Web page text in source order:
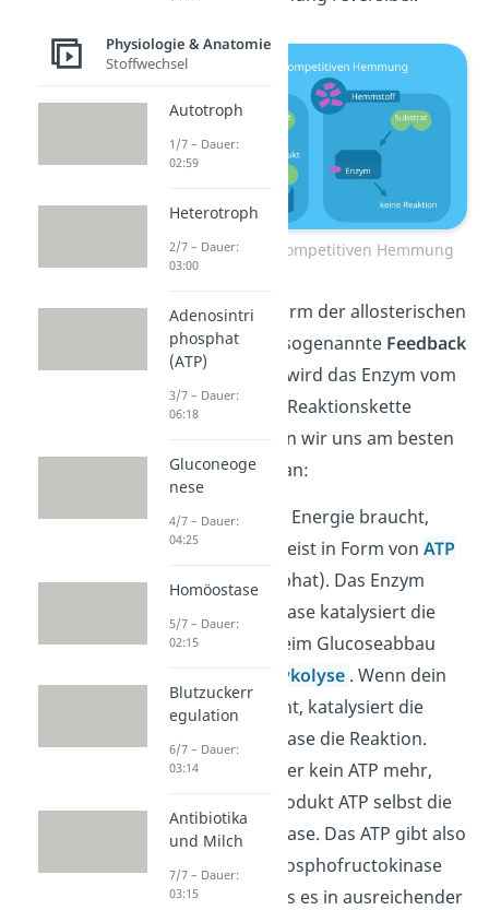
Prinzip der nicht kompetitiven Hemmung
Eine besondere Form der allosterischen
Hemmung ist die sogenannte Feedback
Hemmung.
Dabei wird das Enzym vom
Endprodukt einer Reaktionskette
gehemmt. Schauen wir uns am besten
Beispieldazu an:
Wenn dein Körper Energie braucht,
bekommt er sie meist in Form von ATP
(Adenosintriphosphat). Das Enzym
Phosphofructokinase katalysiert die
ATP-Produktion beim Glucoseabbau
Glykolyse . Wenn dein
Körper ATP braucht, katalysiert die
Phosphofructokinase die Reaktion.
Braucht dein Körper kein ATP mehr,
hemmt das Endprodukt ATP selbst die
Phosphofructokinase. Das ATP gibt also
sozusagen der Phosphofructokinase
das Feedback, dass es in ausreichender
Physiologie & Anatomie
Stoffwechsel
Autotroph
1/7 – Dauer:
02:59
Heterotroph
2/7 – Dauer:
03:00
Adenosintri
phosphat
(ATP)
3/7 – Dauer:
06:18
Gluconeoge
nese
4/7 – Dauer:
04:25
Homöostase
5/7 – Dauer:
02:15
Blutzuckerr
egulation
6/7 – Dauer:
03:14
Antibiotika
und Milch
7/7 – Dauer:
03:15